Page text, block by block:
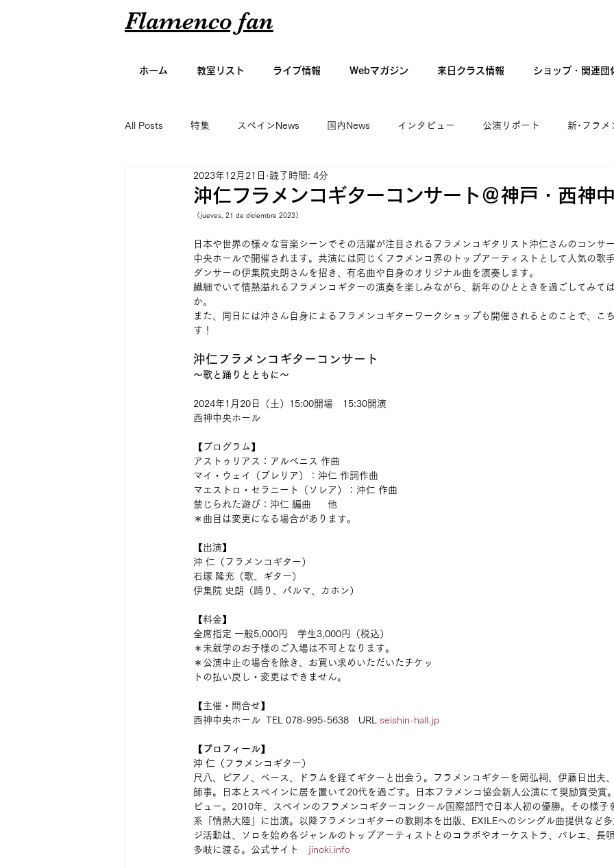
Flamenco fan
ホーム 教室リスト ライブ情報 Webマガジン 来日クラス情報 ショップ・関連団
All Posts 特集 スペインNews 国内News インタビュー 公演リポート 新･フラメ
アーティスト名鑑 エッセイ カンテ・ギター・音楽
沖仁フラメンコギターコンサート＠神戸・西神
2023年12月21日 読了時間: 4分
（jueves, 21 de diciembre 2023）
日本や世界の様々な音楽シーンでその活躍が注目されるフラメンコギタリスト沖仁さんのコンサ
中央ホールで開催されます。共演には同じくフラメンコ界のトップアーティストとして人気の歌
ダンサーの伊集院史朗さんを招き、有名曲や自身のオリジナル曲を演奏します。
繊細でいて情熱溢れるフラメンコギターの演奏を楽しみながら、新年のひとときを過ごしてみて
か。
また、同日には沖さん自身によるフラメンコギターワークショップも開催されるとのことで、こ
す！
沖仁フラメンコギターコンサート
〜歌と踊りとともに〜
2024年1月20日（土）15:00開場　15:30開演
西神中央ホール
【プログラム】
アストゥリアス：アルベニス 作曲
マイ・ウェイ（ブレリア）：沖仁 作詞作曲
マエストロ・セラニート（ソレア）：沖仁 作曲
禁じられた遊び：沖仁 編曲      他
＊曲目は変更になる場合があります。
【出演】
沖 仁（フラメンコギター）
石塚 隆充（歌、ギター）
伊集院 史朗（踊り、パルマ、カホン）
【料金】
全席指定 一般5,000円　学生3,000円（税込）
＊未就学のお子様のご入場は不可となります。
＊公演中止の場合を除き、お買い求めいただいたチケッ
トの払い戻し・変更はできません。
【主催・問合せ】
西神中央ホール  TEL 078-995-5638　URL seishin-hall.jp
【プロフィール】
沖 仁 （フラメンコギター）
尺八、ピアノ、ベース、ドラムを経てギターと出会う。フラメンコギターを岡弘祠、伊藤日出夫
師事。日本とスペインに居を置いて20代を過ごす。日本フラメンコ協会新人公演にて奨励賞受賞
ビュー。2010年、スペインのフラメンコギターコンクール国際部門で日本人初の優勝。その様子
系「情熱大陸」に出演。以降フラメンコギターの教則本を出版、EXILEへのシングル曲提供など
ジ活動は、ソロを始め各ジャンルのトップアーティストとのコラボやオーケストラ、バレエ、長
多岐に渡る。公式サイト jinoki.info